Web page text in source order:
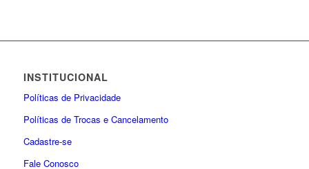
INSTITUCIONAL
Políticas de Privacidade
Políticas de Trocas e Cancelamento
Cadastre-se
Fale Conosco